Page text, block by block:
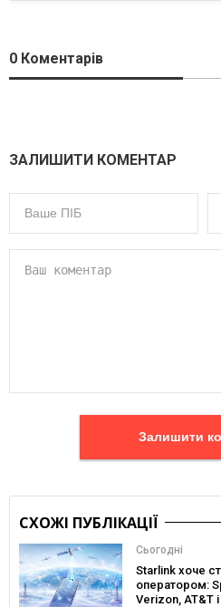
0 Коментарів
ЗАЛИШИТИ КОМЕНТАР
СХОЖІ ПУБЛІКАЦІЇ
Сьогодні
Starlink хоче
оператором:
Verizon, AT&T